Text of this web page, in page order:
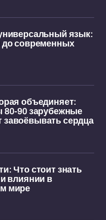
язык:
до современных
объединяет:
80-90 зарубежные
сердца
Что стоит знать
влиянии в
мире